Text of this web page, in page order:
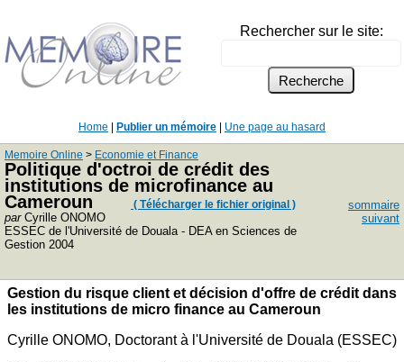
Rechercher sur le site:
Home Publier un mémoire Une page au hasard
Memoire Online > Economie et Finance
Politique d'octroi de crédit des
institutions de microfinance au
Cameroun
( Télécharger le fichier original )
parCyrille ONOMO
ESSEC de l'Université de Douala - DEA en Sciences de
Gestion 2004
sommaire
suivant
Gestion du risque client et décision d'offre de crédit dans
les institutions de micro finance au Cameroun
Cyrille ONOMO, Doctorant à l'Université de Douala (ESSEC)